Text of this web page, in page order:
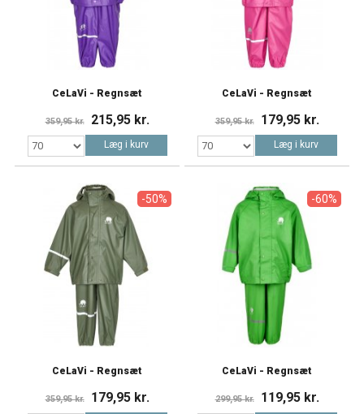
CeLaVi - Regnsæt
359,95 kr. 215,95 kr.
Læg i kurv
CeLaVi - Regnsæt
359,95 kr. 179,95 kr.
Læg i kurv
-50%
CeLaVi - Regnsæt
359,95 kr. 179,95 kr.
-60%
CeLaVi - Regnsæt
299,95 kr. 119,95 kr.